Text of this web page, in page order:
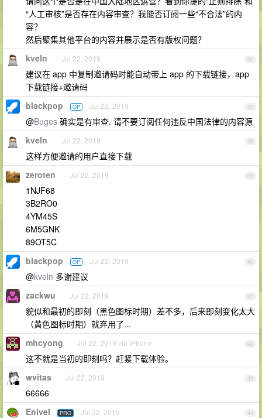
“人工审核”是否存在内容审查？我能否订阅一些“不合法”的内
容？
然后聚集其他平台的内容并展示是否有版权问题？
36
kveln Jul 22, 2019
建议在 app 中复制邀请码时能自动带上 app 的下载链接，app
下载链接+邀请码
37
blackpop OP Jul 22, 2019
@Buges 确实是有审查. 请不要订阅任何违反中国法律的内容源
38
kveln Jul 22, 2019
这样方便邀请的用户直接下载
39
zeroten Jul 22, 2019
1NJF68
3B2RO0
4YM45S
6M5GNK
89OT5C
40
blackpop OP Jul 22, 2019
@kveln 多谢建议
41
zackwu Jul 22, 2019
貌似和最初的即刻（黑色图标时期）差不多，后来即刻变化太大
（黄色图标时期）就弃用了...
42
mhcyong Jul 22, 2019 via iPhone
这不就是当初的即刻吗？赶紧下载体验。
43
wvitas Jul 22, 2019
66666
44
Enivel PRO Jul 22, 2019